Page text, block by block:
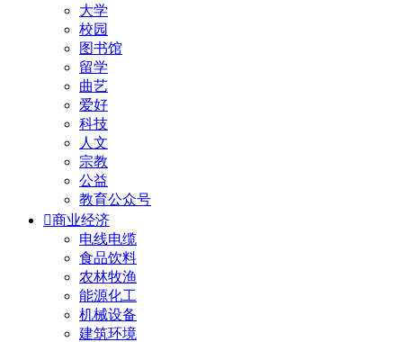
大学
校园
图书馆
留学
曲艺
爱好
科技
人文
宗教
公益
教育公众号
商业经济
电线电缆
食品饮料
农林牧渔
能源化工
机械设备
建筑环境